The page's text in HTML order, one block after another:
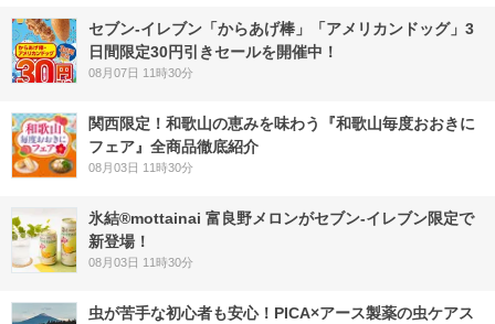
セブン‐イレブン「からあげ棒」「アメリカンドッグ」3
日間限定30円引きセールを開催中！
08月07日 11時30分
関西限定！和歌山の恵みを味わう『和歌山毎度おおきに
フェア』全商品徹底紹介
08月03日 11時30分
氷結®mottainai 富良野メロンがセブン‐イレブン限定で
新登場！
08月03日 11時30分
虫が苦手な初心者も安心！PICA×アース製薬の虫ケアス